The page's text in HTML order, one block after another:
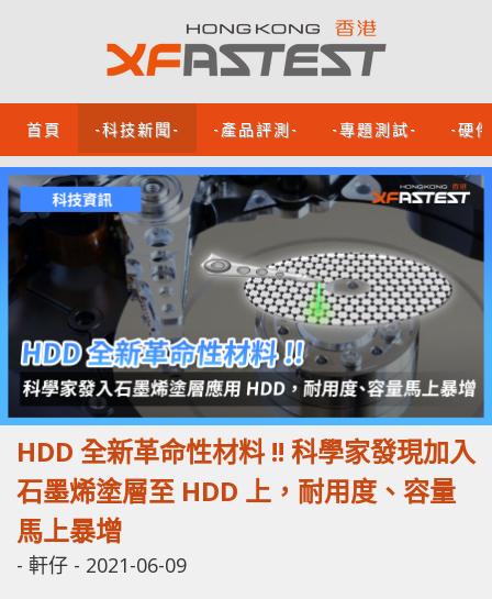
首頁 -科技新聞- -產品評測- -專題測試- -硬
HDD 全新革命性材料 !! 科學家發現加入
石墨烯塗層至 HDD 上，耐用度、容量
馬上暴增
- 軒仔 - 2021-06-09